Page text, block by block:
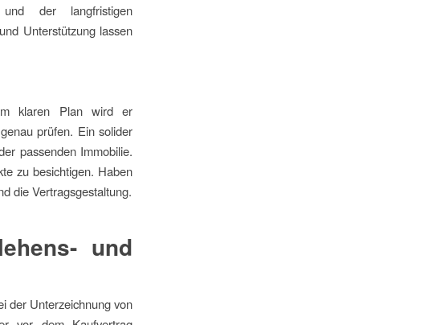
und der langfristigen
Unterstützung lassen
klaren Plan wird er
prüfen. Ein solider
passenden Immobilie.
zu besichtigen. Haben
die Vertragsgestaltung.
und
der Unterzeichnung von